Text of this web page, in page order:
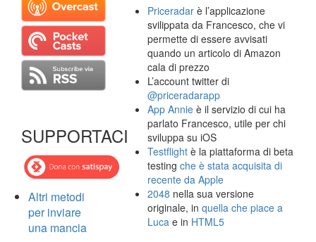
SUPPORTACI
Altri metodi
per inviare
una mancia
Priceradar è l’applicazione
svilippata da Francesco, che vi
permette di essere avvisati
quando un articolo di Amazon
cala di prezzo
L’account twitter di
@priceradarapp
App Annie è il servizio di cui ha
parlato Francesco, utile per chi
sviluppa su iOS
Testflight è la piattaforma di beta
testingche è stata acquisita di
recente da Apple
2048 nella sua versione
originale, inquella che piace a
Luca e in HTML5